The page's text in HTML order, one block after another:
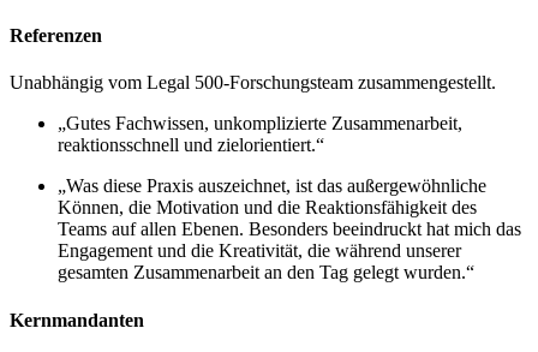
Referenzen
Unabhängig vom Legal 500-Forschungsteam zusammengestellt.
„Gutes Fachwissen, unkomplizierte Zusammenarbeit,
reaktionsschnell und zielorientiert.“
„Was diese Praxis auszeichnet, ist das außergewöhnliche
Können, die Motivation und die Reaktionsfähigkeit des
Teams auf allen Ebenen. Besonders beeindruckt hat mich das
Engagement und die Kreativität, die während unserer
gesamten Zusammenarbeit an den Tag gelegt wurden.“
Kernmandanten